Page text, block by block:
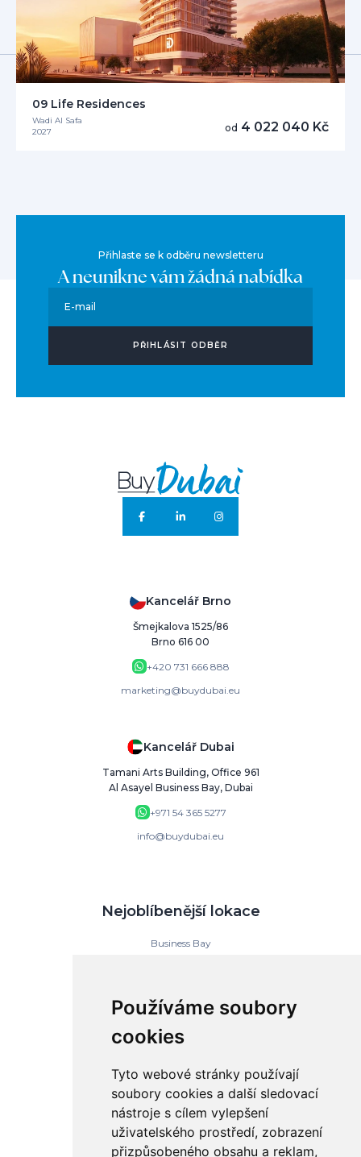
Používáme soubory
cookies
Tyto webové stránky používají
soubory cookies a další sledovací
nástroje s cílem vylepšení
uživatelského prostředí, zobrazení
přizpůsobeného obsahu a reklam,
09 Life Residences
Wadi Al Safa
2027
od 4 022 040 Kč
Přihlaste se k odběru newsletteru
A neunikne vám žádná nabídka
E-mail
PŘIHLÁSIT ODBĚR
Kancelář Brno
Šmejkalova 1525/86
Brno 616 00
+420 731 666 888
marketing@buydubai.eu
Kancelář Dubai
Tamani Arts Building, Office 961
Al Asayel Business Bay, Dubai
+971 54 365 5277
info@buydubai.eu
Nejoblíbenější lokace
Business Bay
Jumeirah Gardens
Jumeirah Lake Towers
Jumeirah Village Circle (JVC)
BuyDubai
Kontakt
O nás